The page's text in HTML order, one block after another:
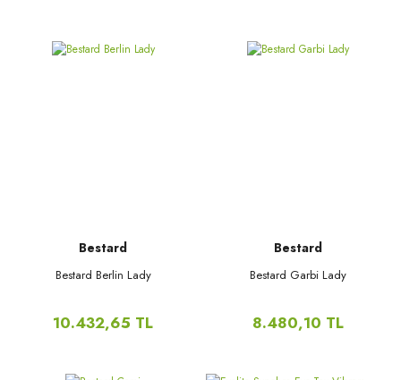
Bestard
Bestard Berlin Lady
10.432,65 TL
Bestard
Bestard Garbi Lady
8.480,10 TL